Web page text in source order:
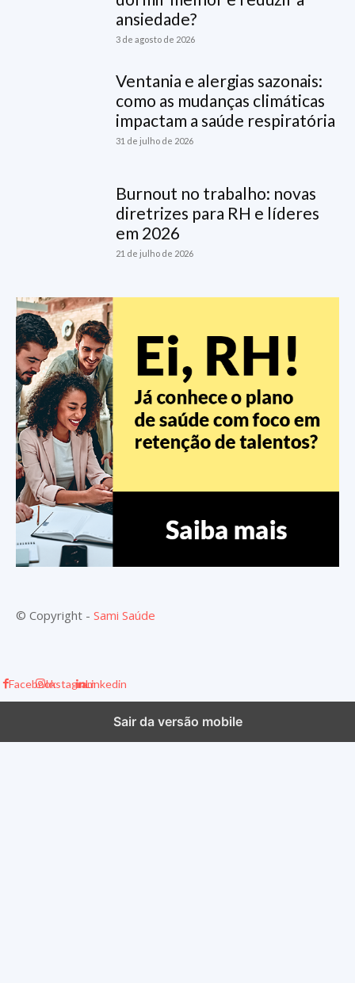
ansiedade?
3 de agosto de 2026
Ventania e alergias sazonais:
como as mudanças climáticas
impactam a saúde respiratória
31 de julho de 2026
Burnout no trabalho: novas
diretrizes para RH e líderes
em 2026
21 de julho de 2026
© Copyright - Sami Saúde
FacebookInstagramLinkedin
Sair da versão mobile